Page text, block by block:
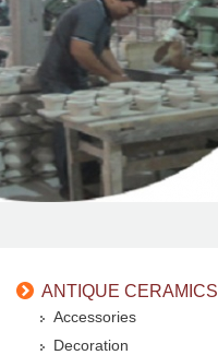
ANTIQUE CERAMICS
Accessories
Decoration